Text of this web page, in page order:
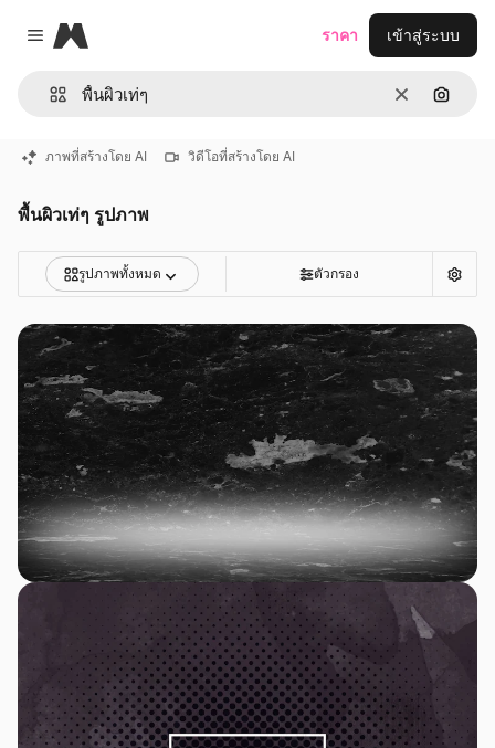
Close menu
Magnific
ชัดเจนค้นหา
ราคา เข้าสู่ระบบ
ภาพที่สร้างโดย AI วิดีโอที่สร้างโดย AI
พื้นผิวเท่ๆ รูปภาพ
รูปภาพทั้งหมด ตัวกรอง